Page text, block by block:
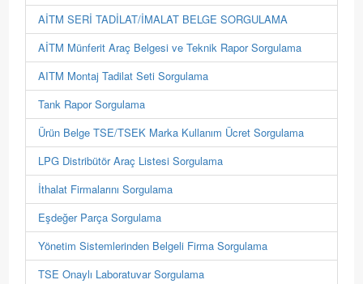
AİTM SERİ TADİLAT/İMALAT BELGE SORGULAMA
AİTM Münferit Araç Belgesi ve Teknik Rapor Sorgulama
AITM Montaj Tadilat Seti Sorgulama
Tank Rapor Sorgulama
Ürün Belge TSE/TSEK Marka Kullanım Ücret Sorgulama
LPG Distribütör Araç Listesi Sorgulama
İthalat Firmalarını Sorgulama
Eşdeğer Parça Sorgulama
Yönetim Sistemlerinden Belgeli Firma Sorgulama
TSE Onaylı Laboratuvar Sorgulama